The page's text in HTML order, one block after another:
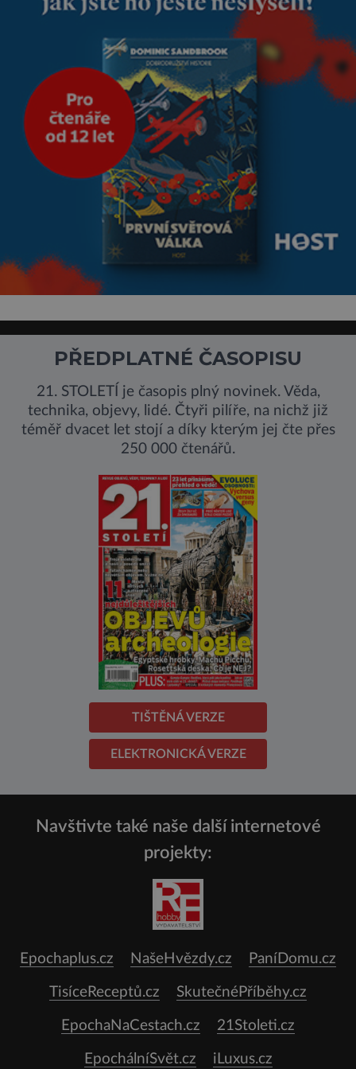
přičítají odborníci zdejším
klimatickým podmínkám.
Sucho, prosolené písky a
extrémně
PŘEDPLATNÉ ČASOPISU
21. STOLETÍ je časopis plný novinek. Věda,
technika, objevy, lidé. Čtyři pilíře, na nichž již
téměř dvacet let stojí a díky kterým jej čte přes
250 000 čtenářů.
TIŠTĚNÁ VERZE
ELEKTRONICKÁ VERZE
Navštivte také naše další internetové
projekty:
Epochaplus.cz NašeHvězdy.cz PaníDomu.cz
TisíceReceptů.cz SkutečnéPříběhy.cz
EpochaNaCestach.cz 21Stoleti.cz
EpochálníSvět.cz iLuxus.cz